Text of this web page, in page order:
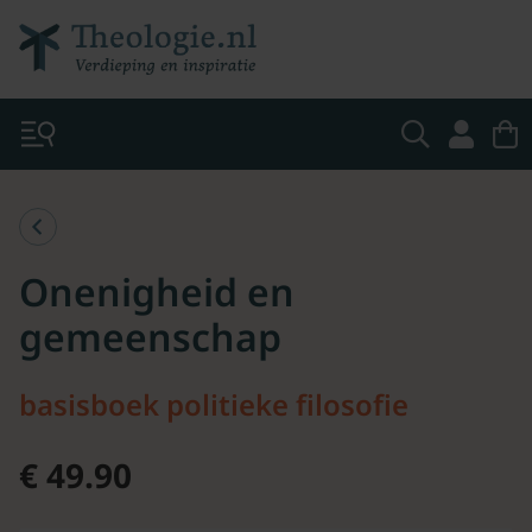
Onenigheid en
gemeenschap
basisboek politieke filosofie
€ 49.90